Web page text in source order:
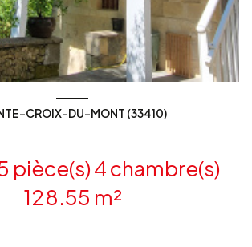
CROIX-DU-MONT (33410)
128.55 m²